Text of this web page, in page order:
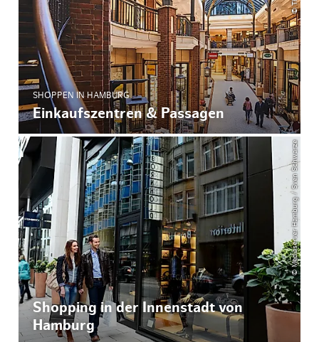
SHOPPEN IN HAMBURG
Einkaufszentren & Passagen
© Mediaserver Hamburg / Sven Schwarze
Shopping in der Innenstadt von
Hamburg